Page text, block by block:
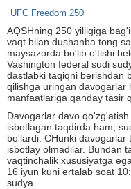
UFC Freedom 250
AQSHning 250 yilligiga
vaqt bilan dushanba tong
maysazorda bo'lib o'tishi
Vashington federal sudi
dastlabki taqiqni berishdan
qilishga uringan davogarlar
manfaatlariga qanday tasir
Davogarlar davo
isbotlagan taqdirda ham,
bo'lardi. CHunki
isbotlay olmadilar. Bundan
vaqtinchalik xususiyatga
16 iyun kuni ertalab soat
sudya.